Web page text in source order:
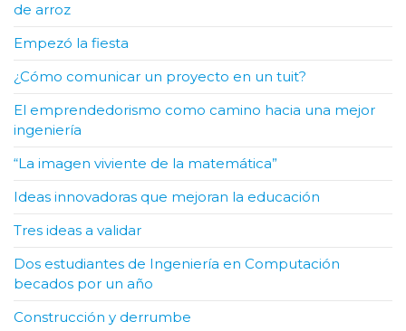
de arroz
Empezó la fiesta
¿Cómo comunicar un proyecto en un tuit?
El emprendedorismo como camino hacia una mejor
ingeniería
“La imagen viviente de la matemática”
Ideas innovadoras que mejoran la educación
Tres ideas a validar
Dos estudiantes de Ingeniería en Computación
becados por un año
Construcción y derrumbe